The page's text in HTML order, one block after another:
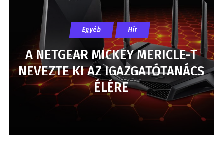
Egyéb Hír
A NETGEAR MICKEY MERICLE-T
NEVEZTE KI AZ IGAZGATÓTANÁCS
ÉLÉRE